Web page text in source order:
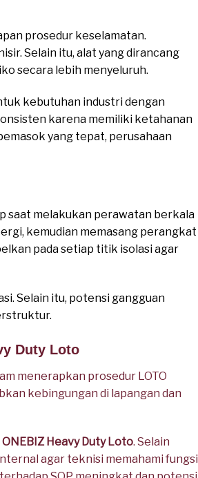
prosedur keselamatan.
Selain itu, alat yang dirancang
secara lebih menyeluruh.
kebutuhan industri dengan
karena memiliki ketahanan
yang tepat, perusahaan
saat melakukan perawatan berkala
kemudian memasang perangkat
pada setiap titik isolasi agar
Selain itu, potensi gangguan
Duty Loto
menerapkan prosedur LOTO
kebingungan di lapangan dan
ONEBIZ Heavy Duty Loto. Selain
agar teknisi memahami fungsi